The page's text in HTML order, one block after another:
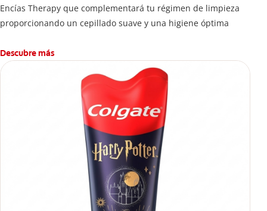
Encías Therapy que complementará tu régimen de limpieza
proporcionando un cepillado suave y una higiene óptima
Descubre más